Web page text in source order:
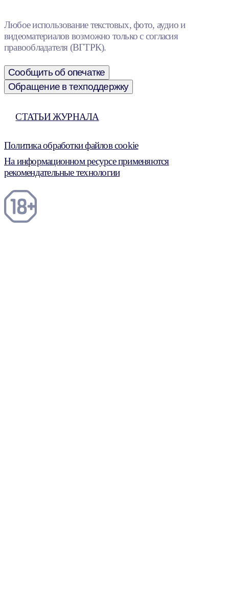
Любое использование текстовых, фото, аудио и
видеоматериалов возможно только с согласия
правообладателя (ВГТРК).
Сообщить об опечатке
Обращение в техподдержку
СТАТЬИ ЖУРНАЛА
Политика обработки файлов cookie
На информационном ресурсе применяются
рекомендательные технологии